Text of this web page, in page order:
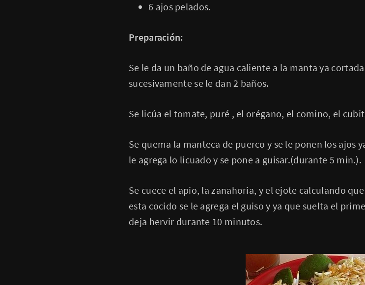
6 ajos pelados.
Preparación:
Se le da un baño de agua caliente a la manta ya
sucesivamente se le dan 2 baños.
Se licúa el tomate, puré , el orégano, el comino, el
Se quema la manteca de puerco y se le ponen los ajos
le agrega lo licuado y se pone a guisar.(durante 5 min.).
Se cuece el apio, la zanahoria, y el ejote calculando
esta cocido se le agrega el guiso y ya que suelta el
deja hervir durante 10 minutos.